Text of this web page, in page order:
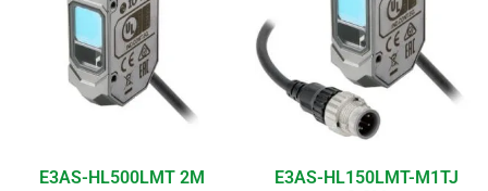
E3AS-HL500LMT 2M
E3AS-HL150LMT-M1TJ